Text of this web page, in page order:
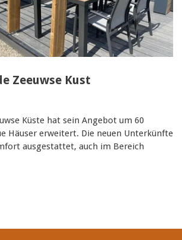
Zeeuwse Kust
Küste hat sein Angebot um 60
Häuser erweitert. Die neuen Unterkünfte
ausgestattet, auch im Bereich